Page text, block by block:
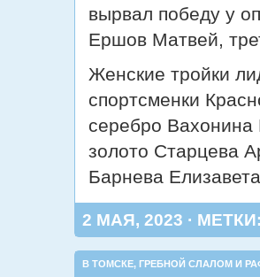
вырвал победу у
Ершов Матвей,
Женские тройки
спортсменки
серебро
золото Старцева
Барнева
2 МАЯ, 2023 ·
В ТОМСКЕ, ГРЕБНОЙ СЛАЛОМ И